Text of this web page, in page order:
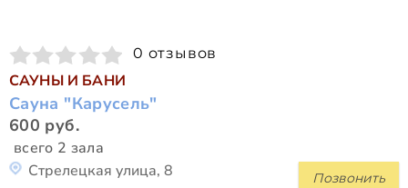
0 отзывов
САУНЫ И БАНИ
Сауна "Карусель"
600 руб.
всего 2 зала
Позвонить
Стрелецкая улица, 8